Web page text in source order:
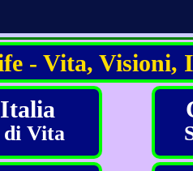
- Vita, Visioni,
Vita